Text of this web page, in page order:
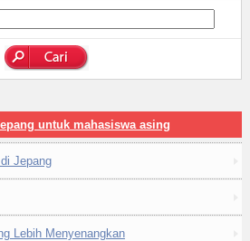
untuk mahasiswa asing
Jepang
Lebih Menyenangkan